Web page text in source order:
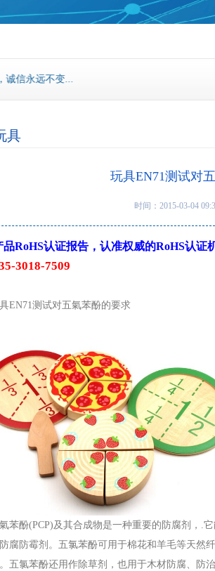
永远不变...
具
玩具EN71测试对
时间：2015-03-04
品RoHS认证报告，认准权威的RoHS认证
3018-7509
测试对五氣苯酚的要求
酚(PCP)及其合成物是一种重要的防腐剂，.它
腐防霉剂。五氯苯酚可用于棉花和羊毛等天然
五氯苯酚还用作除草剂，也用于木材防腐、防治